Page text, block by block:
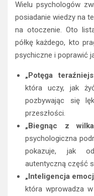
Wielu psychologów
posiadanie wiedzy na
na otoczenie. Oto
półkę każdego, kto
psychiczne i poprawić
„Potęga
która uczy, jak
pozbywając się
przeszłości.
„Biegnąc z
psychologiczna
pokazuje, jak
autentyczną część
„Inteligencja
która wprowadza